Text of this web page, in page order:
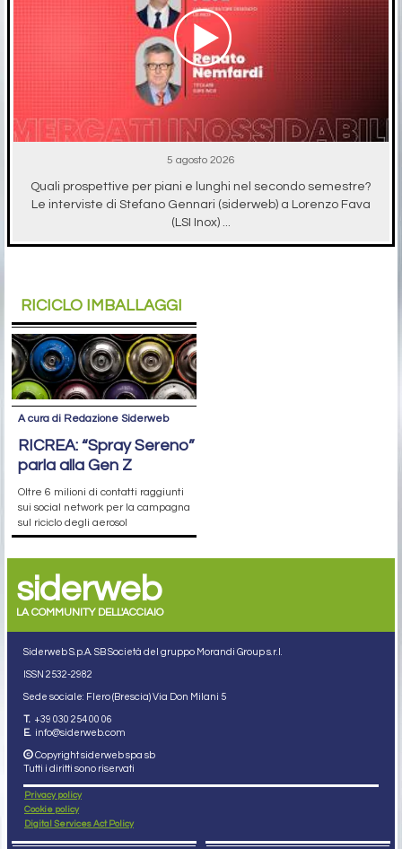
5 agosto 2026
Quali prospettive per piani e lunghi nel secondo semestre?
Le interviste di Stefano Gennari (siderweb) a Lorenzo Fava
(LSI Inox) ...
RICICLO IMBALLAGGI
A cura di Redazione Siderweb
RICREA: “Spray Sereno”
parla alla Gen Z
Oltre 6 milioni di contatti raggiunti
sui social network per la campagna
sul riciclo degli aerosol
siderweb
LA COMMUNITY DELL'ACCIAIO
Siderweb S.p.A. SB Società del gruppo Morandi Group s.r.l.
ISSN 2532-2982
Sede sociale: Flero (Brescia) Via Don Milani 5
T. +39 030 254 00 06
E. info@siderweb.com
Copyright siderweb spa sb
Tutti i diritti sono riservati
Privacy policy
Cookie policy
Digital Services Act Policy